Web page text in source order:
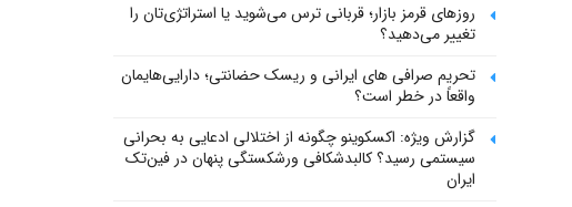
روزهای قرمز بازار؛ قربانی ترس می‌شوید یا استراتژی‌تان را
تغییر می‌دهید؟
تحریم صرافی های ایرانی و ریسک حضانتی؛ دارایی‌هایمان
واقعاً در خطر است؟
گزارش ویژه: اکسکوینو چگونه از اختلالی ادعایی به بحرانی
سیستمی رسید؟ کالبدشکافی ورشکستگی پنهان در فین‌تک
ایران